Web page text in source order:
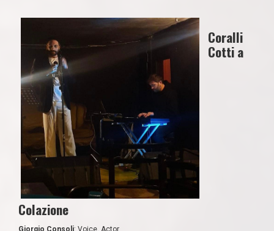
Coralli
Cotti a
Colazione